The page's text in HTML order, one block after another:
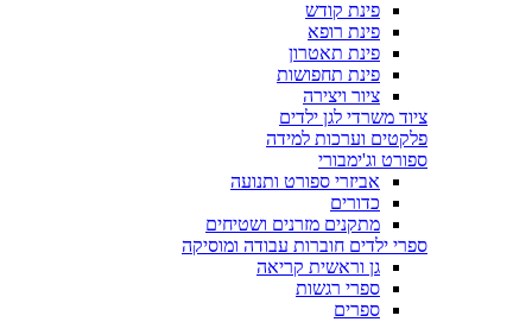
פינת קודש
פינת רופא
פינת תאטרון
פינת תחפושות
ציור ויצירה
ציוד משרדי לגן ילדים
פלקטים וערכות למידה
ספורט וג'ימבורי
אביזרי ספורט ותנועה
כדורים
מתקנים מזרנים ושטיחים
ספרי ילדים חוברות עבודה ומוסיקה
גן וראשית קריאה
ספרי רגשות
ספרים